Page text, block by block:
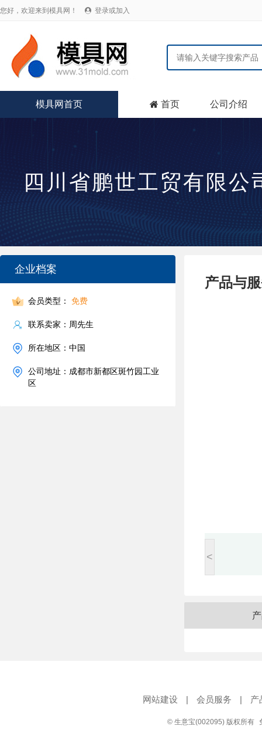
您好，欢迎来到模具网！  登录或加入
模具网首页  首页 公司介绍
四川省鹏世工贸有限公
企业档案
会员类型： 免费
联系卖家：周先生
所在地区：中国
公司地址：成都市新都区斑竹园工业
区
产品与
<
网站建设 | 会员服务 | 产
© 生意宝(002095) 版权所有